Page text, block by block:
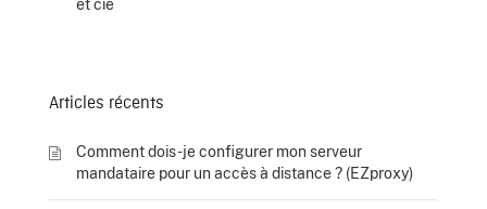
et cie
Articles récents
Comment dois-je configurer mon serveur
mandataire pour un accès à distance ? (EZproxy)